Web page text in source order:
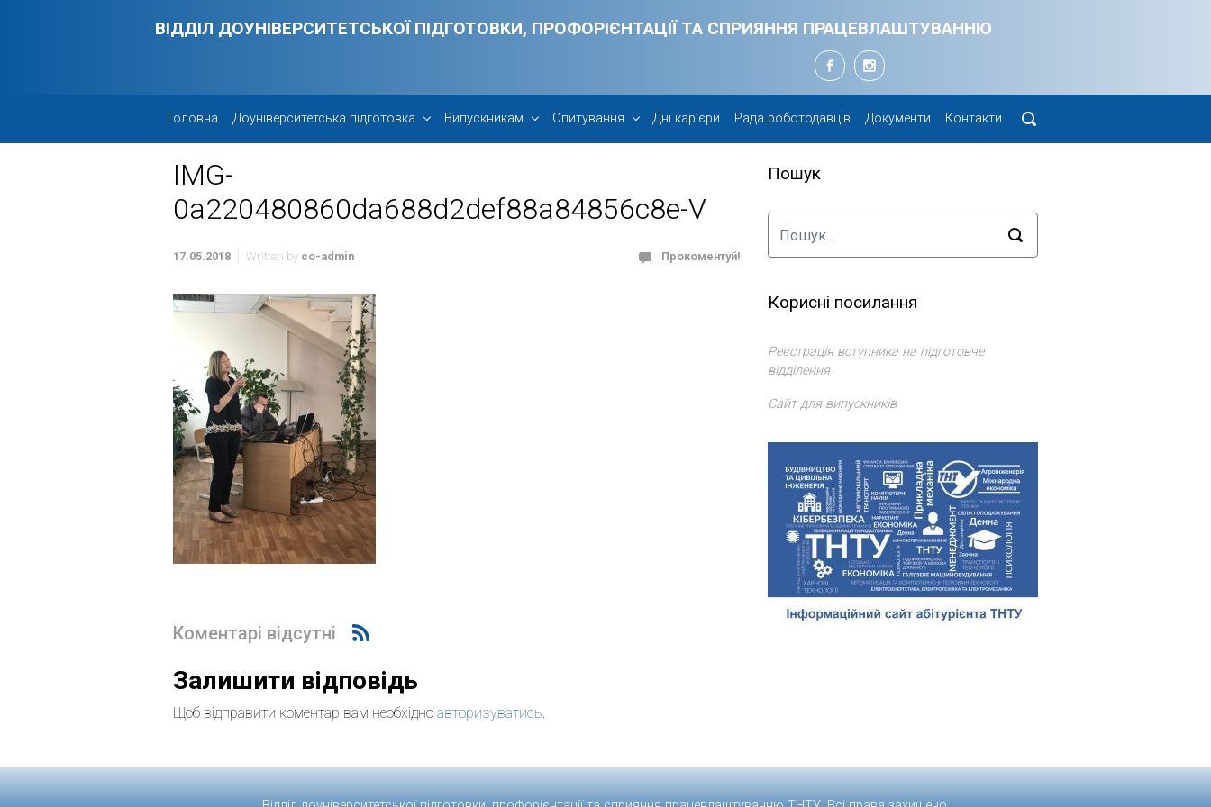
ВІДДІЛ ДОУНІВЕРСИТЕТСЬКОЇ ПІДГОТОВКИ, ПРОФОРІЄНТАЦІЇ ТА СПРИЯННЯ ПРАЦЕВЛАШТУВАННЮ
Головна Доуніверситетська підготовка Випускникам Опитування Дні кар’єри Рада роботодавців Документи Контакти
IMG-
0a220480860da688d2def88a84856c8e-V
17.05.2018 Written by co-admin Прокоментуй!
Коментарі відсутні
Залишити відповідь
Щоб відправити коментар вам необхідно авторизуватись.
Пошук
Корисні посилання
Реєстрація вступника на підготовче
відділення
Сайт для випускників